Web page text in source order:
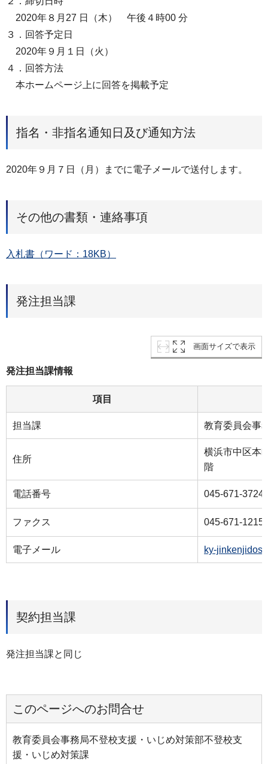
2020年８月27 日（木） 午後４時00 分
３．回答予定日
2020年９月１日（火）
４．回答方法
本ホームページ上に回答を掲載予定
指名・非指名通知日及び通知方法
2020年９月７日（月）までに電子メールで送付します。
その他の書類・連絡事項
入札書（ワード：18KB）
発注担当課
画面サイズで表示
発注担当課情報
項目
担当課 教育委員会事
住所
横浜市中区本
階
電話番号 045-671-3724
ファクス 045-671-1215
電子メール ky-
契約担当課
発注担当課と同じ
このページへのお問合せ
教育委員会事務局不登校支援・いじめ対策部不登校支
援・いじめ対策課